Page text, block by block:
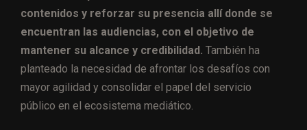
contenidos y reforzar su presencia allí donde se
encuentran las audiencias, con el objetivo de
mantener su alcance y credibilidad. También ha
planteado la necesidad de afrontar los desafíos con
mayor agilidad y consolidar el papel del servicio
público en el ecosistema mediático.